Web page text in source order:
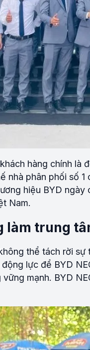
hàng chính là
nhà phân phối số
hiệu BYD ngày
Nam.
trung
thể tách rời
động lực để BYD
mạnh. BYD